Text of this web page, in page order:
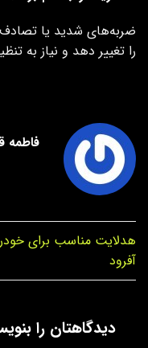
ضربه‌های شدید یا
را تغییر دهد و نیاز به
فاطمه
هدلایت مناسب برای
آفرود
دیدگاهتان را